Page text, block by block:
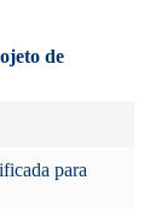
de
para